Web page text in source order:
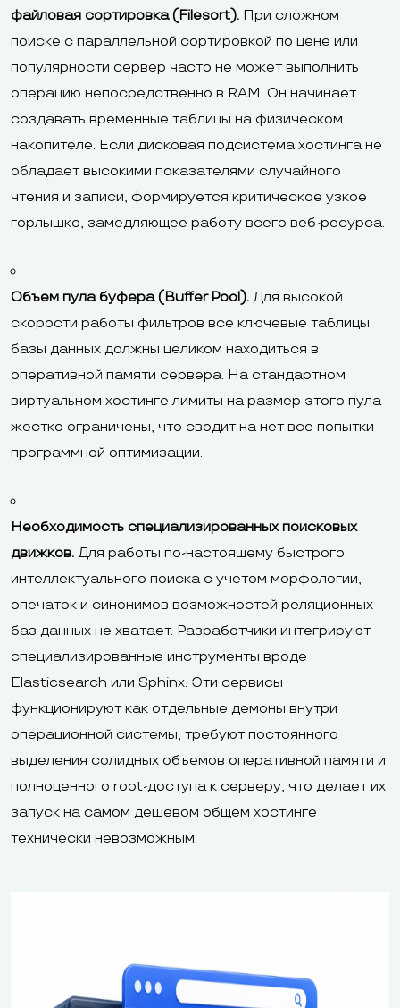
файловая сортировка (Filesort). При сложном
поиске с параллельной сортировкой по цене или
популярности сервер часто не может выполнить
операцию непосредственно в RAM. Он начинает
создавать временные таблицы на физическом
накопителе. Если дисковая подсистема хостинга не
обладает высокими показателями случайного
чтения и записи, формируется критическое узкое
горлышко, замедляющее работу всего веб-ресурса.
Объем пула буфера (Buffer Pool). Для высокой
скорости работы фильтров все ключевые таблицы
базы данных должны целиком находиться в
оперативной памяти сервера. На стандартном
виртуальном хостинге лимиты на размер этого пула
жестко ограничены, что сводит на нет все попытки
программной оптимизации.
Необходимость специализированных поисковых
движков. Для работы по-настоящему быстрого
интеллектуального поиска с учетом морфологии,
опечаток и синонимов возможностей реляционных
баз данных не хватает. Разработчики интегрируют
специализированные инструменты вроде
Elasticsearch или Sphinx. Эти сервисы
функционируют как отдельные демоны внутри
операционной системы, требуют постоянного
выделения солидных объемов оперативной памяти и
полноценного root-доступа к серверу, что делает их
запуск на самом дешевом общем хостинге
технически невозможным.